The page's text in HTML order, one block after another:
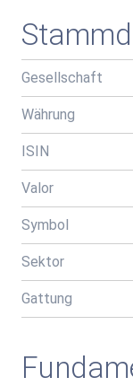
Gesellschaft
Währung
ISIN
Valor
Symbol
Sektor
Gattung